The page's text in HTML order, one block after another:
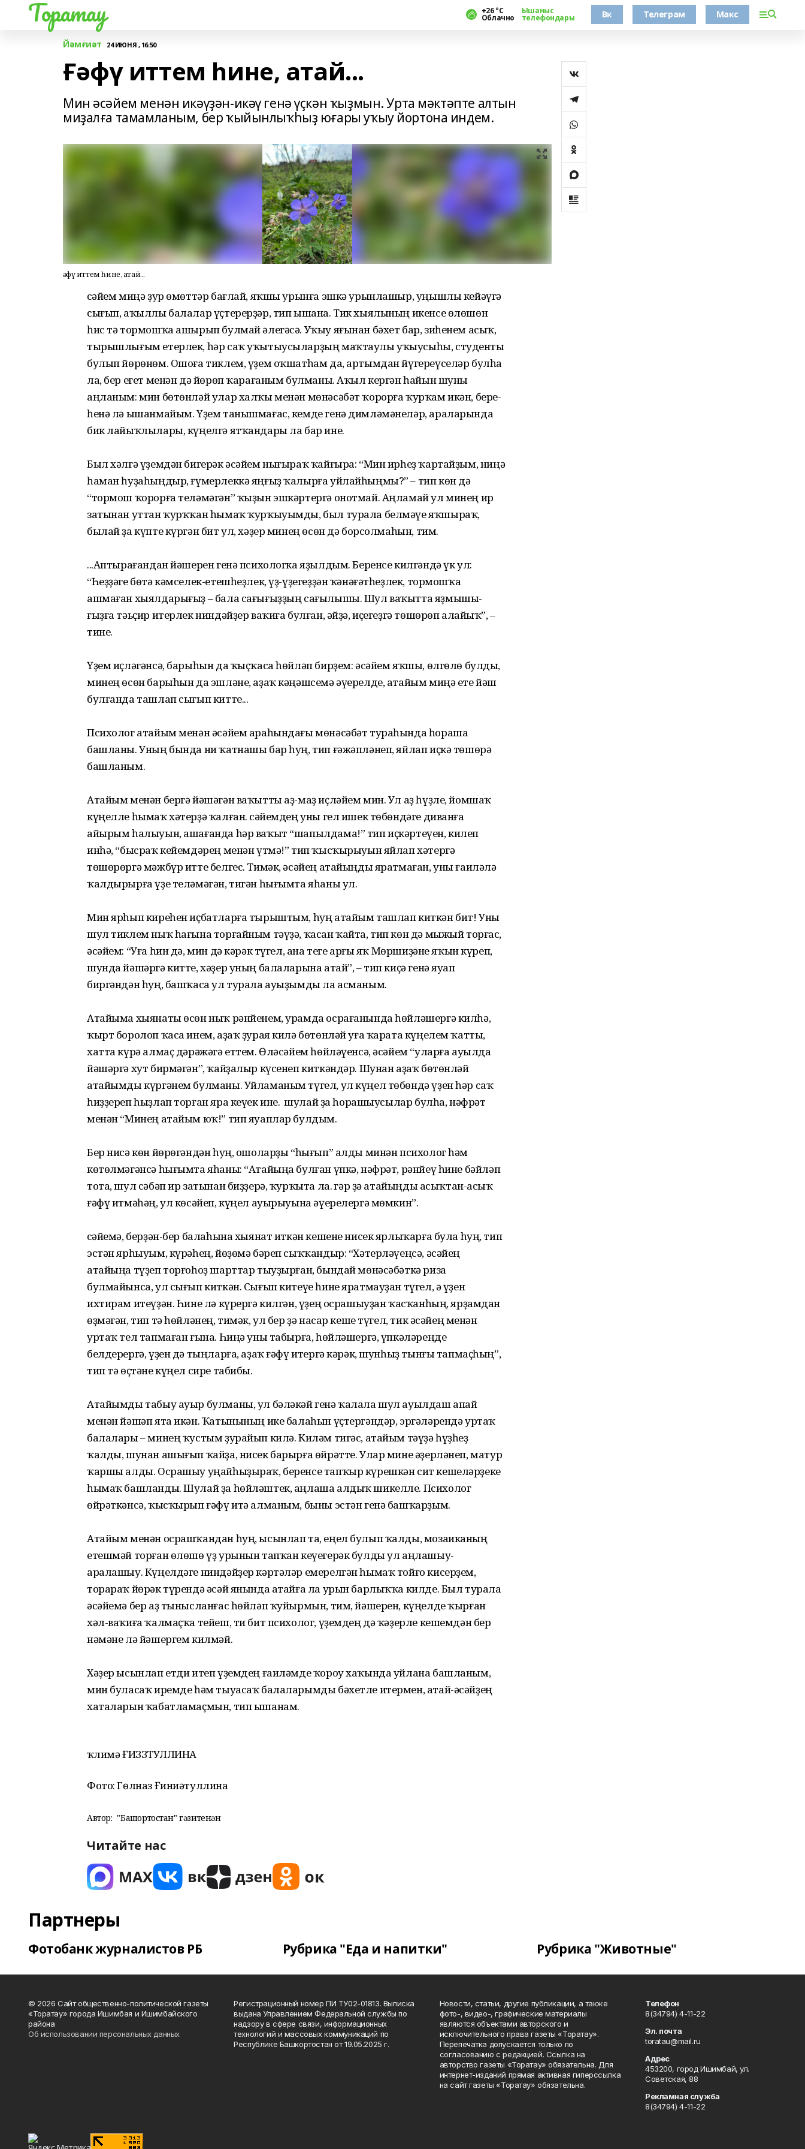
Торатау +26 °С
Облачно
Ышаныс
телефондары Вк Телеграм Макс
Йәмғиәт 24 ИЮНЯ , 16:50
Ғәфү иттем һине, атай...
Мин әсәйем менән икәүҙән-икәү генә үҫкән ҡыҙмын. Урта мәктәпте алтын
миҙалға тамамланым, бер ҡыйынлыҡһыҙ юғары уҡыу йортона индем.
Ғәфү иттем һине, атай...
Әсәйем миңә ҙур өмөттәр бағлай, яҡшы урынға эшкә урынлашыр, уңышлы кейәүгә
сығып, аҡыллы балалар үҫтерерҙәр, тип ышана. Тик хыялының икенсе өлөшөн
һис тә тормошҡа ашырып булмай әлегәсә. Уҡыу яғынан бәхет бар, зиһенем асыҡ,
тырышлығым етерлек, һәр саҡ уҡытыусыларҙың маҡтаулы уҡыусыһы, студенты
булып йөрөнөм. Ошоға тиклем, үҙем оҡшатһам да, артымдан йүгереү­селәр булһа
ла, бер егет менән дә йөрөп ҡарағаным булманы. Аҡыл кергән һайын шуны
аңланым: мин бөтөнләй улар халҡы менән мөнә­сәбәт ҡорорға ҡурҡам икән, бере­
һенә лә ышанмайым. Үҙем таныш­мағас, кемде генә димләмәнеләр, араларында
бик лайыҡлылары, күңелгә ятҡандары ла бар ине.
Был хәлгә үҙемдән бигерәк әсәйем нығыраҡ ҡайғыра: “Мин ирһеҙ ҡартайҙым, ниңә
һаман һуҙаһыңдыр, ғүмерлеккә яңғыҙ ҡалырға уйлайһыңмы?” – тип көн дә
“тормош ҡорорға теләмәгән” ҡыҙын эшкәртергә онотмай. Аңла­май ул минең ир
затынан уттан ҡурҡҡан һымаҡ ҡурҡыуымды, был турала белмәүе яҡшыраҡ,
былай ҙа күпте күргән бит ул, хәҙер минең өсөн дә борсолмаһын, тим.
...Аптырағандан йәшерен генә психологка яҙылдым. Беренсе килгәндә үк ул:
“Һеҙҙәге бөтә кәмселек-етешһеҙлек, үҙ-үҙегеҙҙән ҡәнәғәтһеҙлек, тормошҡа
ашмаған хыялдарығыҙ – бала сағығыҙҙың сағылышы. Шул ваҡытта яҙмышы­
ғыҙға тәьҫир итерлек ниндәйҙер ваҡиға булған, әйҙә, иҫегеҙгә төшөрөп алайыҡ”, –
тине.
Үҙем иҫләгәнсә, барыһын да ҡыҫҡаса һөйләп бирҙем: әсәйем яҡшы, өлгөлө булды,
минең өсөн барыһын да эшләне, аҙаҡ кәңәшсемә әүерелде, атайым миңә ете йәш
булғанда ташлап сығып китте...
Психолог атайым менән әсәйем араһындағы мөнәсәбәт тураһында һораша
башланы. Уның бында ни ҡатнашы бар һуң, тип ғәжәпләнеп, яйлап иҫкә төшөрә
башланым.
Атайым менән бергә йәшәгән ваҡытты аҙ-маҙ иҫләйем мин. Ул аҙ һүҙле, йомшаҡ
күңелле һымаҡ хәтерҙә ҡалған. Әсәйемдең уны гел ишек төбөндәге диванға
айырым һалыуын, ашағанда һәр ваҡыт “шапылдама!” тип иҫкәртеүен, килеп
инһә, “бысраҡ кейемдәрең менән үтмә!” тип ҡысҡырыуын яйлап хә­тергә
төшөрөргә мәжбүр итте белгес. Тимәк, әсәйең атайыңды ярат­маған, уны ғаиләлә
ҡалдырырға үҙе телә­мәгән, тигән һығымта яһаны ул.
Мин ярһып киреһен иҫбатларға тырыштым, һуң атайым ташлап киткән бит! Уны
шул тиклем ныҡ һағына торғайным тәүҙә, ҡасан ҡайта, тип көн дә мыжый торғас,
әсәйем: “Уға һин дә, мин дә кәрәк түгел, ана теге арғы яҡ Мөршиҙәне яҡын күреп,
шунда йәшәргә китте, хәҙер уның балаларына атай”, – тип киҫә генә яуап
биргәндән һуң, башҡаса ул турала ауыҙымды ла асманым.
Атайыма хыянаты өсөн ныҡ рәнйенем, урамда осрағанында һөй­ләшергә килһә,
ҡырт боролоп ҡаса инем, аҙаҡ ҙурая килә бөтөнләй уға ҡарата күңелем ҡатты,
хатта күрә алмаҫ дәрәжәгә еттем. Өләсәйем һөйләүенсә, әсәйем “уларға ауылда
йәшәргә хут бирмәгән”, ҡайҙалыр күсенеп киткәндәр. Шунан аҙаҡ бөтөнләй
атайымды күргәнем булманы. Уйламаным түгел, ул күңел төбөндә үҙен һәр саҡ
һиҙҙереп һыҙлап торған яра кеүек ине. Ә шулай ҙа һорашыусылар булһа, нәфрәт
менән “Минең атайым юҡ!” тип яуаплар булдым.
Бер нисә көн йөрөгәндән һуң, ошоларҙы “һығып” алды минән психолог һәм
көтөлмәгәнсә һығымта яһаны: “Атайыңа булған үпкә, нәфрәт, рәнйеү һине бәйләп
тота, шул сәбәп ир затынан биҙҙерә, ҡурҡыта ла. Әгәр ҙә атайыңды асыҡтан-асыҡ
ғәфү итмәһәң, ул көсәйеп, күңел ауырыуына әүере­лергә мөмкин”.
Әсәйемә, берҙән-бер балаһына хыянат иткән кешене нисек ярлыҡарға була һуң, тип
эстән ярһыуым, күрәһең, йөҙөмә бәреп сыҡҡандыр: “Хәтерләүеңсә, әсәйең
атайыңа түҙеп торғоһоҙ шарттар тыуҙырған, бындай мөнәсәбәткә риза
булмайынса, ул сығып киткән. Сығып китеүе һине яратмауҙан түгел, ә үҙен
ихтирам итеүҙән. Һине лә күрергә килгән, үҙең осрашыуҙан ҡасҡанһың, ярҙамдан
өҙмәгән, тип тә һөйләнең, тимәк, ул бер ҙә насар кеше түгел, тик әсәйең менән
уртаҡ тел тапмаған ғына. Һиңә уны табырға, һөйләшергә, үпкәләреңде
белдерергә, үҙен дә тыңларға, аҙаҡ ғәфү итергә кәрәк, шунһыҙ тынғы тапмаҫһың”,
тип тә өҫтәне күңел сире табибы.
Атайымды табыу ауыр булманы, ул бәләкәй генә ҡалала шул ауылдаш апай
менән йәшәп ята икән. Ҡатынының ике балаһын үҫтергән­дәр, эргәләрендә уртаҡ
балалары – минең ҡустым ҙурайып килә. Киләм тигәс, атайым тәүҙә һүҙһеҙ
ҡалды, шунан ашығып ҡайҙа, нисек барырға өйрәтте. Улар мине әҙерләнеп, матур
ҡаршы алды. Осрашыу уңайһыҙыраҡ, беренсе тап­ҡыр күрешкән сит кешеләрҙеке
һымаҡ башланды. Шулай ҙа һөй­ләштек, аңлаша алдыҡ шикелле. Психолог
өйрәткәнсә, ҡысҡырып ғәфү итә алманым, быны эстән генә башҡарҙым.
Атайым менән осрашҡандан һуң, ысынлап та, еңел булып ҡалды, мозаиканың
етешмәй торған өлөшө үҙ урынын тапҡан кеүегерәк булды ул аңлашыу-
аралашыу. Күңелдәге ниндәйҙер кәртәләр емерелгән һымаҡ тойғо кисерҙем,
торараҡ йөрәк түрендә әсәй янында атайға ла урын барлыҡҡа килде. Был турала
әсәйемә бер аҙ тынысланғас һөйләп ҡуйырмын, тим, йәшерен, күңелде ҡырған
хәл-ваҡиға ҡалмаҫҡа тейеш, ти бит психолог, үҙемдең дә ҡәҙерле кешемдән бер
нәмәне лә йәшергем килмәй.
Хәҙер ысынлап етди итеп үҙем­дең ғаиләмде ҡороу хаҡында уйлана башланым,
мин буласаҡ иремде һәм тыуасаҡ балаларымды бәхетле итермен, атай-әсәйҙең
хаталарын ҡабатламаҫмын, тип ышанам.
Әҡлимә ҒИЗЗӘТУЛЛИНА
Фото: Гөлназ Ғиниәтуллина
Автор: "Башҡортостан" гәзитенән
Читайте нас
Партнеры
Фотобанк журналистов РБ Рубрика "Еда и напитки" Рубрика "Животные"
© 2026 Сайт общественно-политической газеты
«Торатау» города Ишимбая и Ишимбайского
района
Об использовании персональных данных
Регистрационный номер ПИ ТУ02-01813. Выписка
выдана Управлением Федеральной службы по
надзору в сфере связи, информационных
технологий и массовых коммуникаций по
Республике Башкортостан от 19.05.2025 г.
Новости, статьи, другие публикации, а также
фото-, видео-, графические материалы
являются объектами авторского и
исключительного права газеты «Торатау».
Перепечатка допускается только по
согласованию с редакцией. Ссылка на
авторство газеты «Торатау» обязательна. Для
интернет-изданий прямая активная гиперссылка
на сайт газеты «Торатау» обязательна.
Телефон
8(34794) 4-11-22
Эл. почта
toratau@mail.ru
Адрес
453200, город Ишимбай, ул.
Советская, 88
Рекламная служба
8(34794) 4-11-22